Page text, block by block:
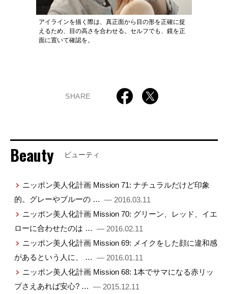
アイラインを描く際は、真正面から目の形を正確に捉
えるため、目の高さを合わせる。セルフでも、鏡を正
面に置いて確認を。
SHARE
Beauty ビューティ
ニッポン美人化計画 Mission 71: ナチュラルだけど印象
的。グレーやブルーの … — 2016.03.11
ニッポン美人化計画 Mission 70: グリーン、レッド、イエ
ローに合わせたのは … — 2016.02.11
ニッポン美人化計画 Mission 69: メイクをした顔に違和感
があるという人に、 … — 2016.01.11
ニッポン美人化計画 Mission 68: 1本でサマになる赤リッ
プさえあれば安心? … — 2015.12.11